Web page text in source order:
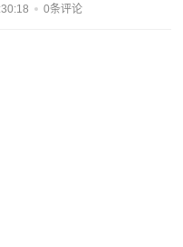
0条评论